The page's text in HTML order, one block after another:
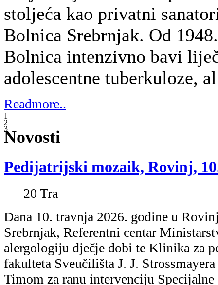
Dana 10. travnja 2026. godine u
Srebrnjak, Referentni centar
alergologiju dječje dobi te Klinika za
fakulteta Sveučilišta J. J.
Timom za ranu intervenciju
rehabilitaciju „Martin Horvat“
simpozij pod nazivom „Pedijatrijski
Skup je održan pod visokim
zdravstva Republike Hrvatske,
bolnice – te Grada Rovinja.
obiteljske medicine te stručnjaci
svakodnevnom radu brinu o djeci,
teškoćama u razvoju i adolescente.